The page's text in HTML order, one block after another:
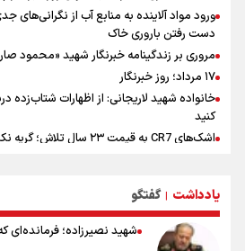
ورود مواد آلاینده به منابع آب از
دست رفتن باروری خاک
مروری بر زندگینامه خبرنگار شهید «محمود
۱۷ مرداد؛ روز خبرنگار
خانواده شهید لاریجانی: از اظهارات شتاب‌زده
کنید
اشک‌های CR7 به قیمت ۲۳ سال تلاش؛ گریه نکن آقای رونالدو
تلاش مدام برای زنده نگه داشتن هنر ایرانی
نصرتی: پاسخ بیرانوند سنخیتی با
ملی‌پوشان نباید از خودشان تعریف کنند!
یادداشت | گفتگو
شهید نصیرزاده؛ فرمانده‌ای